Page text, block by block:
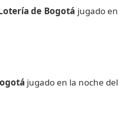
de Bogotá jugado en
jugado en la noche del